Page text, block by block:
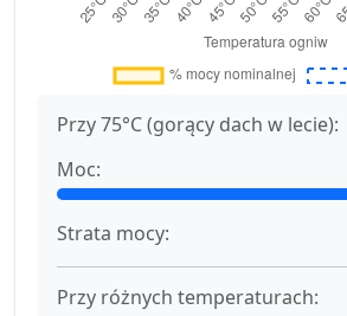
Przy 75°C (gorący dach w lecie):
Moc:
Strata mocy:
Przy różnych temperaturach: